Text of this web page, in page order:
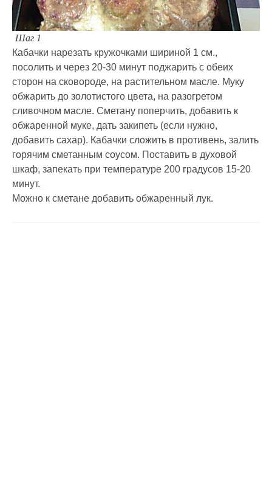
Шаг 1
Кабачки нарезать кружочками шириной 1 см.,
посолить и через 20-30 минут поджарить с обеих
сторон на сковороде, на растительном масле. Муку
обжарить до золотистого цвета, на разогретом
сливочном масле. Сметану поперчить, добавить к
обжаренной муке, дать закипеть (если нужно,
добавить сахар). Кабачки сложить в противень, залить
горячим сметанным соусом. Поставить в духовой
шкаф, запекать при температуре 200 градусов 15-20
минут.
Можно к сметане добавить обжаренный лук.